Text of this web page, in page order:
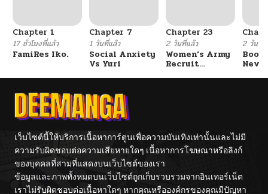
ตอนที่ 107 06/11/2025
ตอนที่ 105
ตอนที่ 104 06/11/2025
ตอนที่ 104 06/11/2025
Chapter 1
17 ชั่วโมงที่แล้ว
FamiRes Iko.
Chapter 7
1 วันที่แล้ว
Social Anxiety
Vs Yuri
Chapter 23
2 วันที่แล้ว
Women’s Army
Recruit
2 วันที่แ
เว็บไซต์นี้ให้บริการเนื้อหาการ์ตูนเพื่อความบันเทิงเท่านั้นและไม่มี
ความรับผิดชอบต่อความเสียหายใดๆ เนื้อหาการโฆษณาหรือลิงก์
ของบุคคลที่สามที่แสดงบนเว็บไซต์ของเรา
ข้อมูลและภาพทั้งหมดบนเว็บไซต์ถูกเก็บรวบรวมจากอินเทอร์เน็ต
เราไม่รับผิดชอบต่อเนื้อหาใดๆ หากคุณหรือองค์กรของคุณมีปัญหา